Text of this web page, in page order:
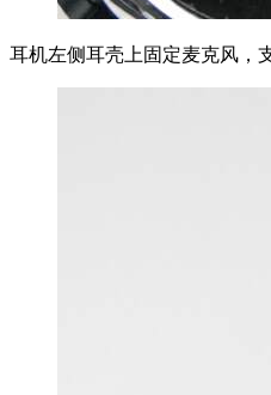
耳机左侧耳壳上固定麦克风，